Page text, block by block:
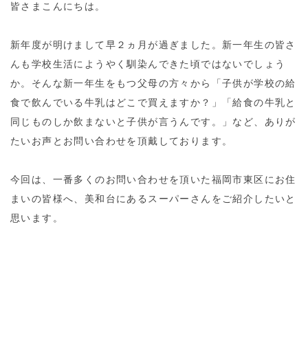
皆さまこんにちは。
新年度が明けまして早２ヵ月が過ぎました。新一年生の皆さ
んも学校生活にようやく馴染んできた頃ではないでしょう
か。そんな新一年生をもつ父母の方々から「子供が学校の給
食で飲んでいる牛乳はどこで買えますか？」「給食の牛乳と
同じものしか飲まないと子供が言うんです。」など、ありが
たいお声とお問い合わせを頂戴しております。
今回は、一番多くのお問い合わせを頂いた福岡市東区にお住
まいの皆様へ、美和台にあるスーパーさんをご紹介したいと
思います。